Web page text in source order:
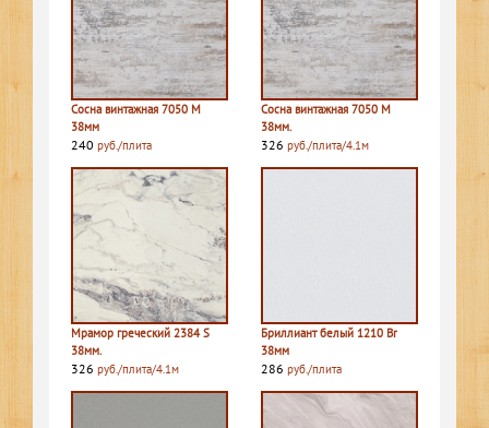
Сосна винтажная 7050 M
38мм
240 руб./плита
Сосна винтажная 7050 M
38мм.
326 руб./плита/4.1м
Мрамор греческий 2384 S
38мм.
326 руб./плита/4.1м
Бриллиант белый 1210 Br
38мм
286 руб./плита